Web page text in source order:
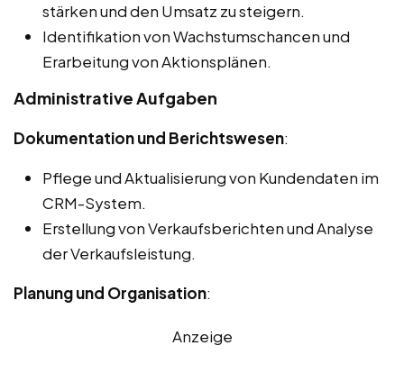
stärken und den Umsatz zu steigern.
Identifikation von Wachstumschancen und
Erarbeitung von Aktionsplänen.
Administrative Aufgaben
Dokumentation und Berichtswesen:
Pflege und Aktualisierung von Kundendaten im
CRM-System.
Erstellung von Verkaufsberichten und Analyse
der Verkaufsleistung.
Planung und Organisation:
Anzeige